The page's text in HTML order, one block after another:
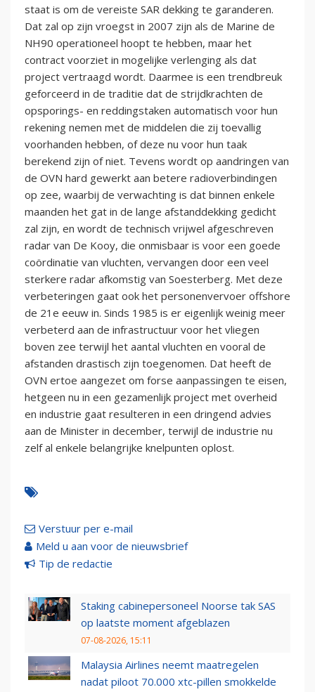
staat is om de vereiste SAR dekking te garanderen.
Dat zal op zijn vroegst in 2007 zijn als de Marine de
NH90 operationeel hoopt te hebben, maar het
contract voorziet in mogelijke verlenging als dat
project vertraagd wordt. Daarmee is een trendbreuk
geforceerd in de traditie dat de strijdkrachten de
opsporings- en reddingstaken automatisch voor hun
rekening nemen met de middelen die zij toevallig
voorhanden hebben, of deze nu voor hun taak
berekend zijn of niet. Tevens wordt op aandringen van
de OVN hard gewerkt aan betere radioverbindingen
op zee, waarbij de verwachting is dat binnen enkele
maanden het gat in de lange afstanddekking gedicht
zal zijn, en wordt de technisch vrijwel afgeschreven
radar van De Kooy, die onmisbaar is voor een goede
coördinatie van vluchten, vervangen door een veel
sterkere radar afkomstig van Soesterberg. Met deze
verbeteringen gaat ook het personenvervoer offshore
de 21e eeuw in. Sinds 1985 is er eigenlijk weinig meer
verbeterd aan de infrastructuur voor het vliegen
boven zee terwijl het aantal vluchten en vooral de
afstanden drastisch zijn toegenomen. Dat heeft de
OVN ertoe aangezet om forse aanpassingen te eisen,
hetgeen nu in een gezamenlijk project met overheid
en industrie gaat resulteren in een dringend advies
aan de Minister in december, terwijl de industrie nu
zelf al enkele belangrijke knelpunten oplost.
Verstuur per e-mail
Meld u aan voor de nieuwsbrief
Tip de redactie
Staking cabinepersoneel Noorse tak SAS
op laatste moment afgeblazen
07-08-2026, 15:11
Malaysia Airlines neemt maatregelen
nadat piloot 70.000 xtc-pillen smokkelde